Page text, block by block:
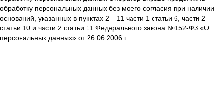
обработку персональных данных без моего согласия при наличии
оснований, указанных в пунктах 2 – 11 части 1 статьи 6, части 2
статьи 10 и части 2 статьи 11 Федерального закона №152-ФЗ «О
персональных данных» от 26.06.2006 г.